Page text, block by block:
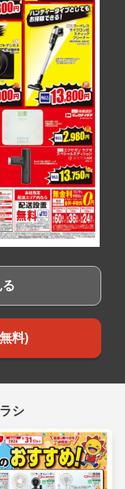
料)
シ